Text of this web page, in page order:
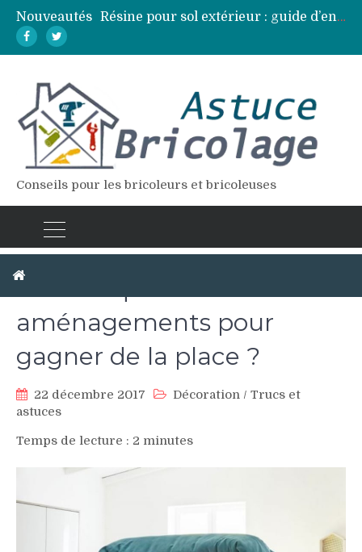
Nouveautés
Résine pour sol extérieur : guide d’entretien et réparation des fissures
Pose d’une dalle béton : 7 erreurs à éviter pour un résultat durable
Conseils pour les bricoleurs et bricoleuses
Studio : quels
aménagements pour
gagner de la place ?
22 décembre 2017 Décoration / Trucs et
astuces
Temps de lecture : 2 minutes